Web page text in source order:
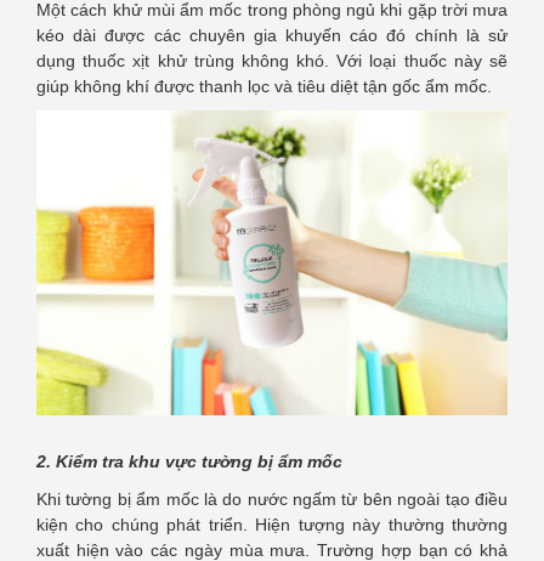
Một cách khử mùi ẩm mốc trong phòng ngủ khi gặp trời mưa
kéo dài được các chuyên gia khuyến cáo đó chính là sử
dụng thuốc xịt khử trùng không khó. Với loại thuốc này sẽ
giúp không khí được thanh lọc và tiêu diệt tận gốc ẩm mốc.
2. Kiểm tra khu vực tường bị ẩm mốc
Khi tường bị ẩm mốc là do nước ngấm từ bên ngoài tạo điều
kiện cho chúng phát triển. Hiện tượng này thường thường
xuất hiện vào các ngày mùa mưa. Trường hợp bạn có khả